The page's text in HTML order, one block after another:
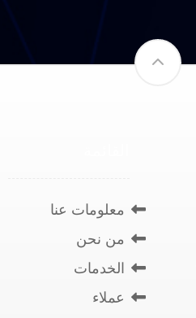
معلومات عنا
من نحن
الخدمات
عملاء